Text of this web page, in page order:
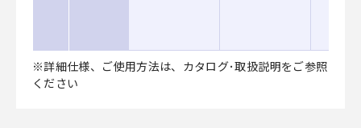
※詳細仕様、ご使用方法は、カタログ･取扱説明をご参照
ください